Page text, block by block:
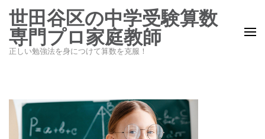
テ
ン
ス
世田谷区の中学受験算数
専門プロ家庭教師
正しい勉強法を身につけて算数を克服！